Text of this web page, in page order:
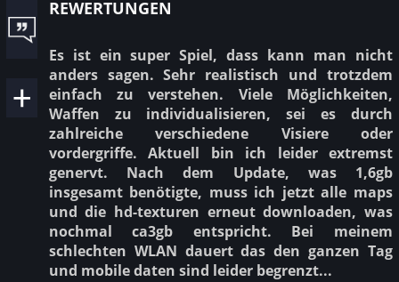
Es ist ein super Spiel, dass kann man nicht
anders sagen. Sehr realistisch und trotzdem
einfach zu verstehen. Viele Möglichkeiten,
Waffen zu individualisieren, sei es durch
zahlreiche verschiedene Visiere oder
vordergriffe. Aktuell bin ich leider extremst
genervt. Nach dem Update, was 1,6gb
insgesamt benötigte, muss ich jetzt alle maps
und die hd-texturen erneut downloaden, was
nochmal ca3gb entspricht. Bei meinem
schlechten WLAN dauert das den ganzen Tag
und mobile daten sind leider begrenzt...